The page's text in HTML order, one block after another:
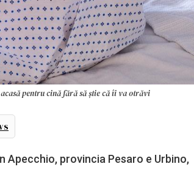
pentru cină fără să știe că îi va otrăvi
Apecchio, provincia Pesaro e Urbino,